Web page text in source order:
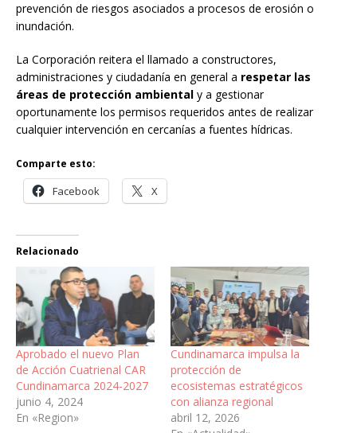
prevención de riesgos asociados a procesos de erosión o
inundación.
La Corporación reitera el llamado a constructores,
administraciones y ciudadanía en general a respetar las
áreas de protección ambiental y a gestionar
oportunamente los permisos requeridos antes de realizar
cualquier intervención en cercanías a fuentes hídricas.
Comparte esto:
Facebook X
Relacionado
Aprobado el nuevo Plan
de Acción Cuatrienal CAR
Cundinamarca 2024-2027
junio 4, 2024
En «Region»
Cundinamarca impulsa la
protección de
ecosistemas estratégicos
con alianza regional
abril 12, 2026